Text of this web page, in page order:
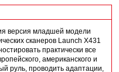
версия младшей модели
сканеров Launch X431
практически все
американского и
руль, проводить адаптации,